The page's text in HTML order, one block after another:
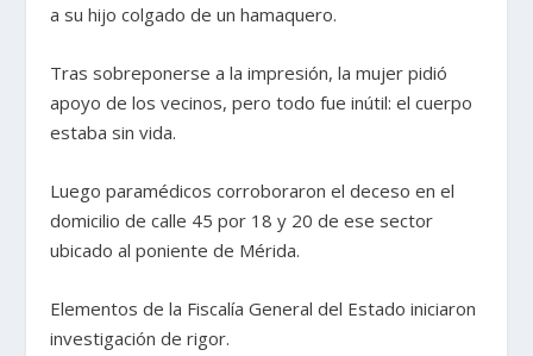
a su hijo colgado de un hamaquero.
Tras sobreponerse a la impresión, la mujer pidió
apoyo de los vecinos, pero todo fue inútil: el cuerpo
estaba sin vida.
Luego paramédicos corroboraron el deceso en el
domicilio de calle 45 por 18 y 20 de ese sector
ubicado al poniente de Mérida.
Elementos de la Fiscalía General del Estado iniciaron
investigación de rigor.